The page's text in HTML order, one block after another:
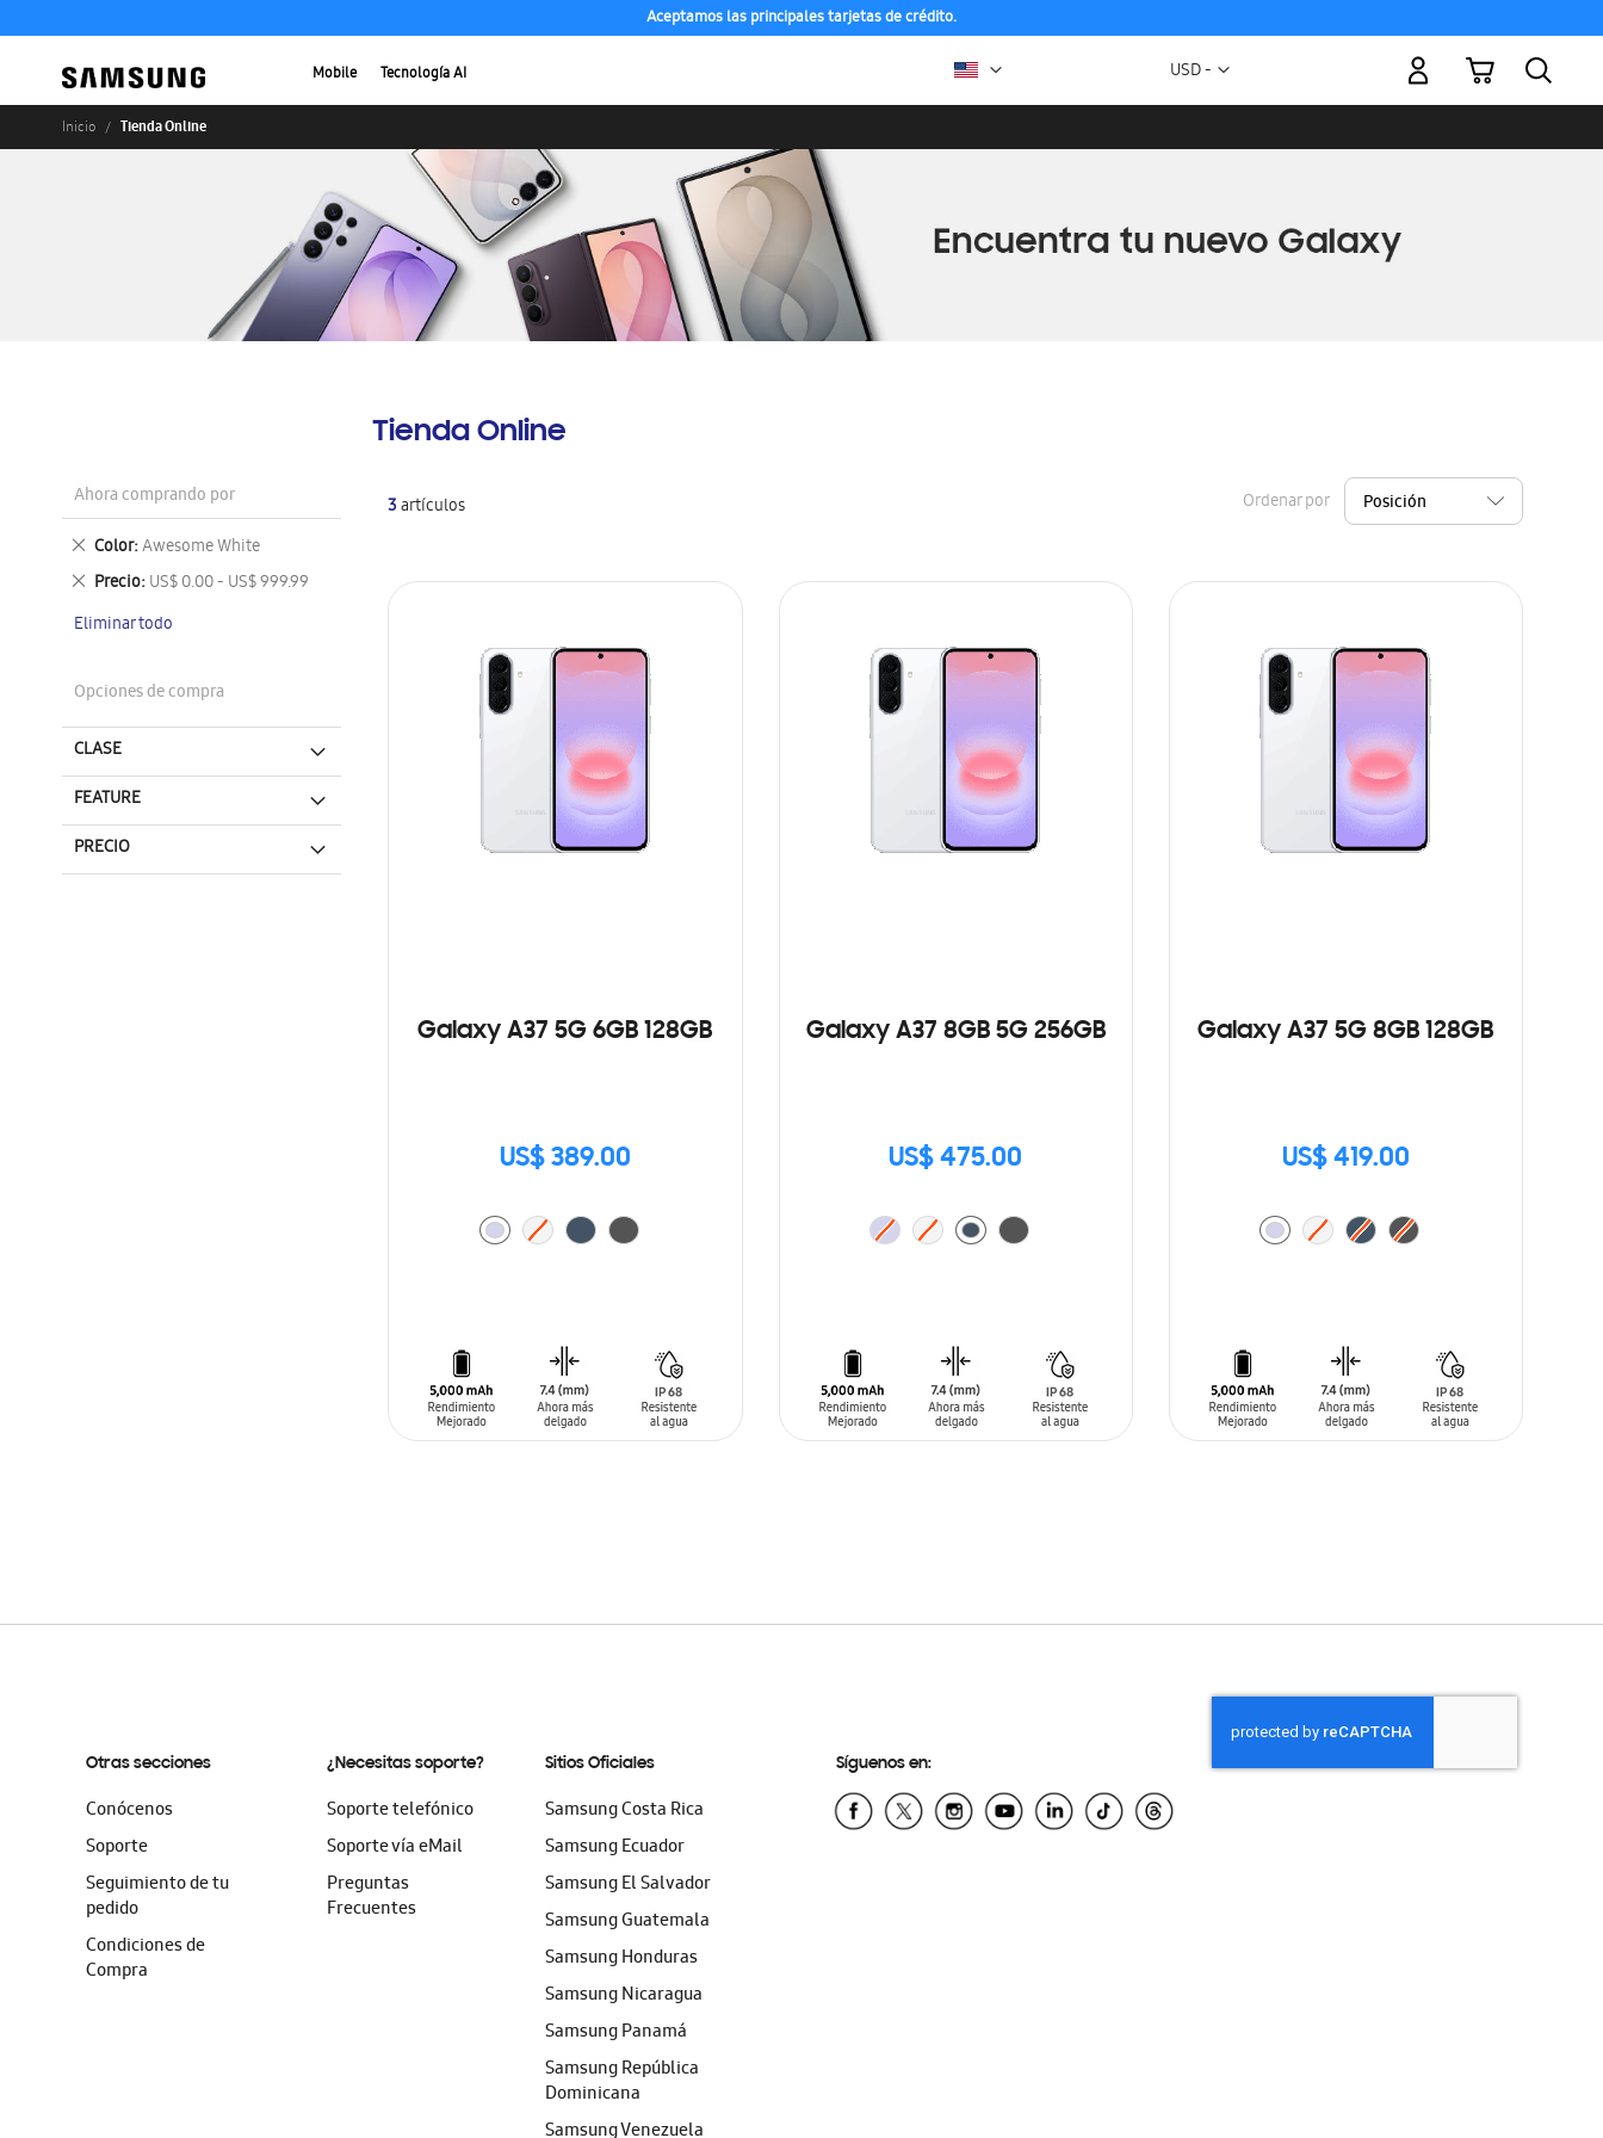
Aceptamos las principales tarjetas de crédito.
Mobile Tecnología AI Moneda
USD -
Mi carrito
Inicio Tienda Online
Tienda Online
3artículos Ordenar por
Galaxy A37 5G 6GB 128GB
US$ 389.00
Galaxy A37 8GB 5G 256GB
US$ 475.00
Galaxy A37 5G 8GB 128GB
US$ 419.00
Ahora comprando por
Color Awesome White
Eliminar
este
artículo
Precio US$ 0.00 - US$ 999.99
Eliminar
artículo
Eliminar todo
Opciones de compra
CLASE
FEATURE
PRECIO
Otras secciones
Conócenos
Soporte
Seguimiento de tu
pedido
Condiciones de
Compra
¿Necesitas soporte?
Soporte telefónico
Soporte vía eMail
Preguntas
Frecuentes
Sitios Oficiales
Samsung Costa Rica
Samsung Ecuador
Samsung El Salvador
Samsung Guatemala
Samsung Honduras
Samsung Nicaragua
Samsung Panamá
Samsung República
Dominicana
Samsung Venezuela
Síguenos en: